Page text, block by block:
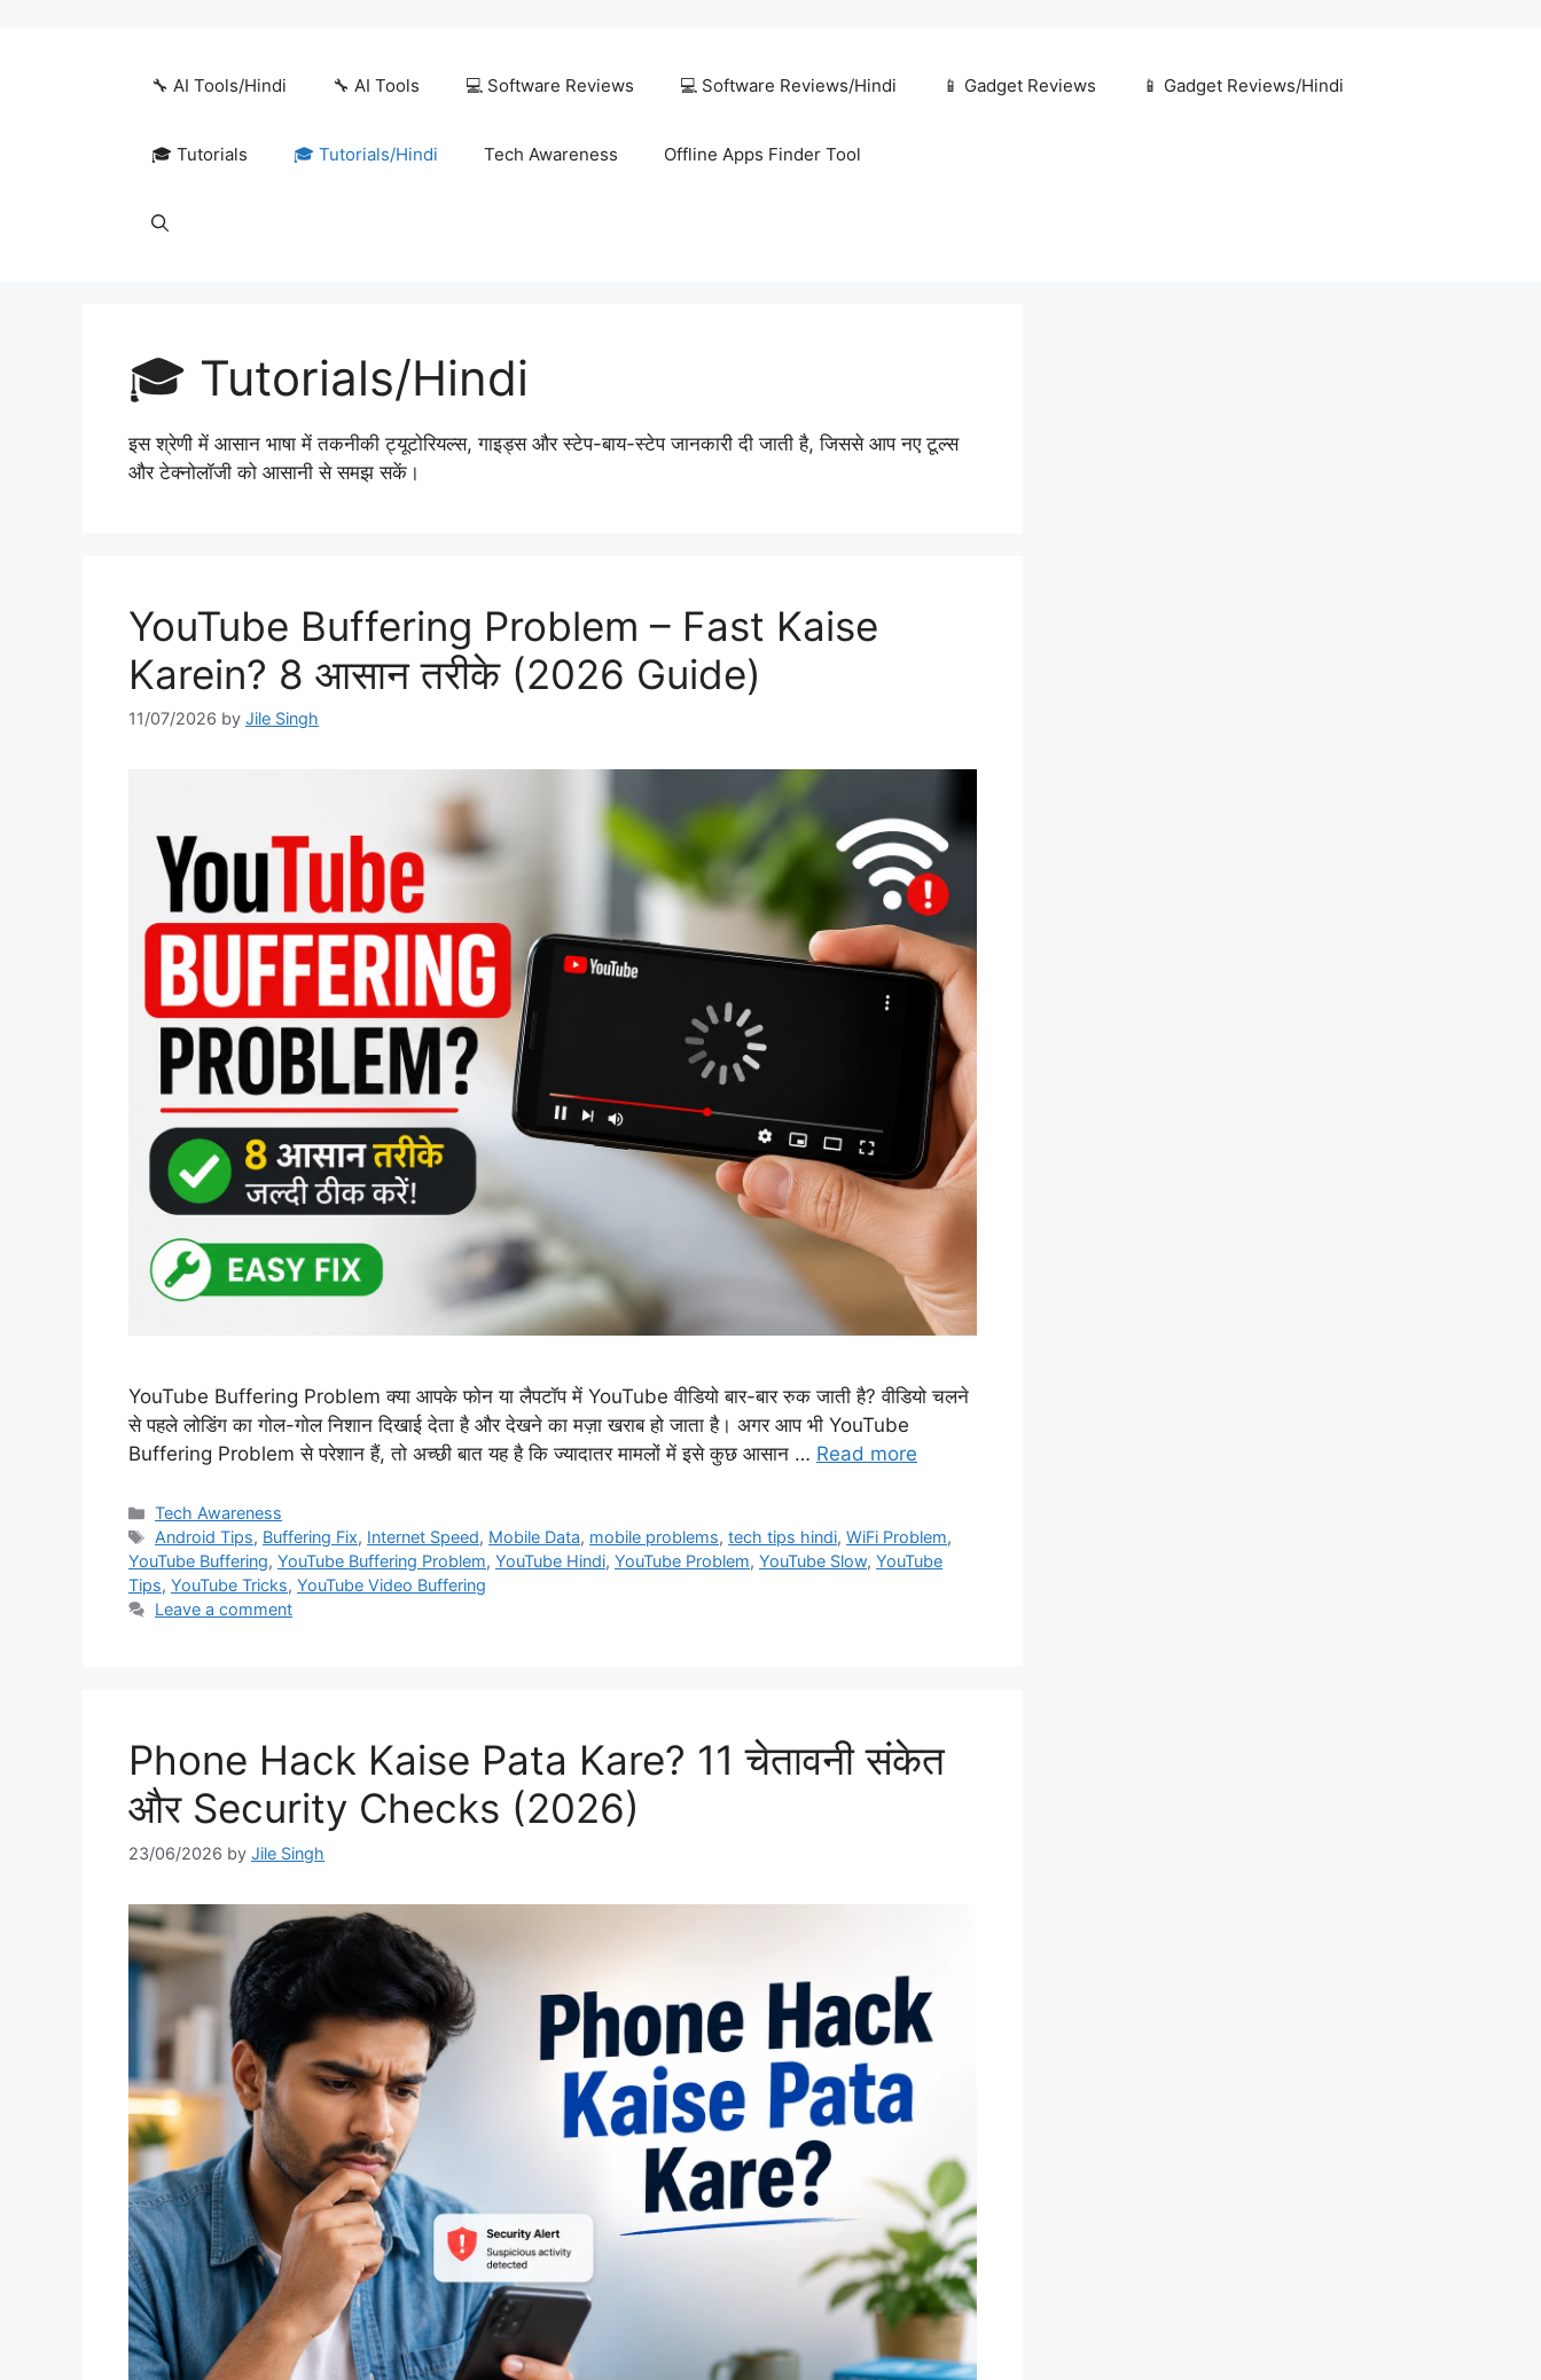
🔧 AI Tools/Hindi 🔧 AI Tools 💻 Software Reviews 💻 Software Reviews/Hindi 📱 Gadget Reviews 📱 Gadget Reviews/Hindi
🎓 Tutorials 🎓 Tutorials/Hindi Tech Awareness Offline Apps Finder Tool
🎓 Tutorials/Hindi
इस श्रेणी में आसान भाषा में तकनीकी ट्यूटोरियल्स, गाइड्स और स्टेप-बाय-स्टेप जानकारी दी जाती है, जिससे आप नए टूल्स
और टेक्नोलॉजी को आसानी से समझ सकें।
YouTube Buffering Problem – Fast Kaise
Karein? 8 आसान तरीके (2026 Guide)
11/07/2026 by Jile Singh
YouTube Buffering Problem क्या आपके फोन या लैपटॉप में YouTube वीडियो बार-बार रुक जाती है? वीडियो चलने
से पहले लोडिंग का गोल-गोल निशान दिखाई देता है और देखने का मज़ा खराब हो जाता है। अगर आप भी YouTube
Buffering Problem से परेशान हैं, तो अच्छी बात यह है कि ज्यादातर मामलों में इसे कुछ आसान … Read more
Categories
Tech Awareness
Tags
Android Tips, Buffering Fix, Internet Speed, Mobile Data, mobile problems,tech tips hindi,WiFi Problem,
YouTube Buffering, YouTube Buffering Problem, YouTube Hindi, YouTube Problem, YouTube Slow, YouTube
Tips, YouTube Tricks, YouTube Video Buffering
Leave a comment
Phone Hack Kaise Pata Kare? 11 चेतावनी संकेत
और Security Checks (2026)
23/06/2026 by Jile Singh